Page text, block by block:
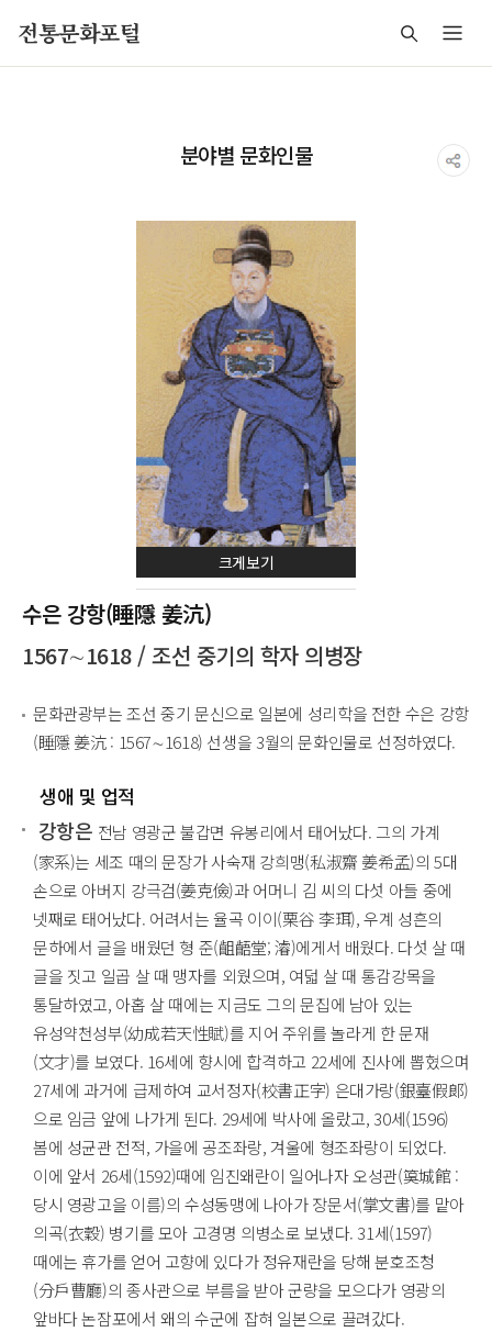
전통문화포털
분야별 문화인물
크게보기
수은 강항(睡隱 姜沆)
1567∼1618 / 조선 중기의 학자 의병장
문화관광부는 조선 중기 문신으로 일본에 성리학을 전한 수은 강항
(睡隱 姜沆 : 1567∼1618) 선생을 3월의 문화인물로 선정하였다.
생애 및 업적
강항은 전남 영광군 불갑면 유봉리에서 태어났다. 그의 가계
(家系)는 세조 때의 문장가 사숙재 강희맹(私淑齋 姜希孟)의 5대
손으로 아버지 강극검(姜克儉)과 어머니 김 씨의 다섯 아들 중에
넷째로 태어났다. 어려서는 율곡 이이(栗谷 李珥), 우계 성흔의
문하에서 글을 배웠던 형 준(齟齬堂; 濬)에게서 배웠다. 다섯 살 때
글을 짓고 일곱 살 때 맹자를 외웠으며, 여덟 살 때 통감강목을
통달하였고, 아홉 살 때에는 지금도 그의 문집에 남아 있는
유성약천성부(幼成若天性賦)를 지어 주위를 놀라게 한 문재
(文才)를 보였다. 16세에 향시에 합격하고 22세에 진사에 뽑혔으며
27세에 과거에 급제하여 교서정자(校書正字) 은대가랑(銀臺假郞)
으로 임금 앞에 나가게 된다. 29세에 박사에 올랐고, 30세(1596)
봄에 성균관 전적, 가을에 공조좌랑, 겨울에 형조좌랑이 되었다.
이에 앞서 26세(1592)때에 임진왜란이 일어나자 오성관(筽城館 :
당시 영광고을 이름)의 수성동맹에 나아가 장문서(掌文書)를 맡아
의곡(衣穀) 병기를 모아 고경명 의병소로 보냈다. 31세(1597)
때에는 휴가를 얻어 고향에 있다가 정유재란을 당해 분호조청
(分戶曹廳)의 종사관으로 부름을 받아 군량을 모으다가 영광의
앞바다 논잠포에서 왜의 수군에 잡혀 일본으로 끌려갔다.